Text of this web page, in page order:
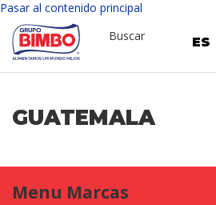
Pasar al contenido principal
ES
Buscar
GUATEMALA
Menu Marcas